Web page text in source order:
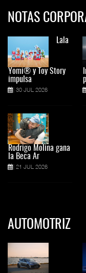
NOTAS
Lala
Yomi® y Toy Story
impulsa
30 JUL 2026
Rodrigo Molina gana
la Beca Ar
21 JUL 2026
AUTOMOTRIZ